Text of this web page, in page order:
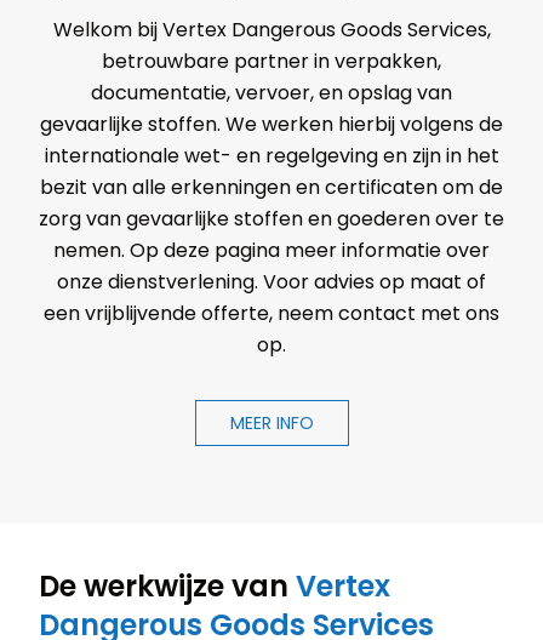
Welkom bij Vertex Dangerous Goods Services,
betrouwbare partner in verpakken,
documentatie, vervoer, en opslag van
gevaarlijke stoffen. We werken hierbij volgens de
internationale wet- en regelgeving en zijn in het
bezit van alle erkenningen en certificaten om de
zorg van gevaarlijke stoffen en goederen over te
nemen. Op deze pagina meer informatie over
onze dienstverlening. Voor advies op maat of
een vrijblijvende offerte, neem contact met ons
op.
MEER INFO
De werkwijze van Vertex
Dangerous Goods Services